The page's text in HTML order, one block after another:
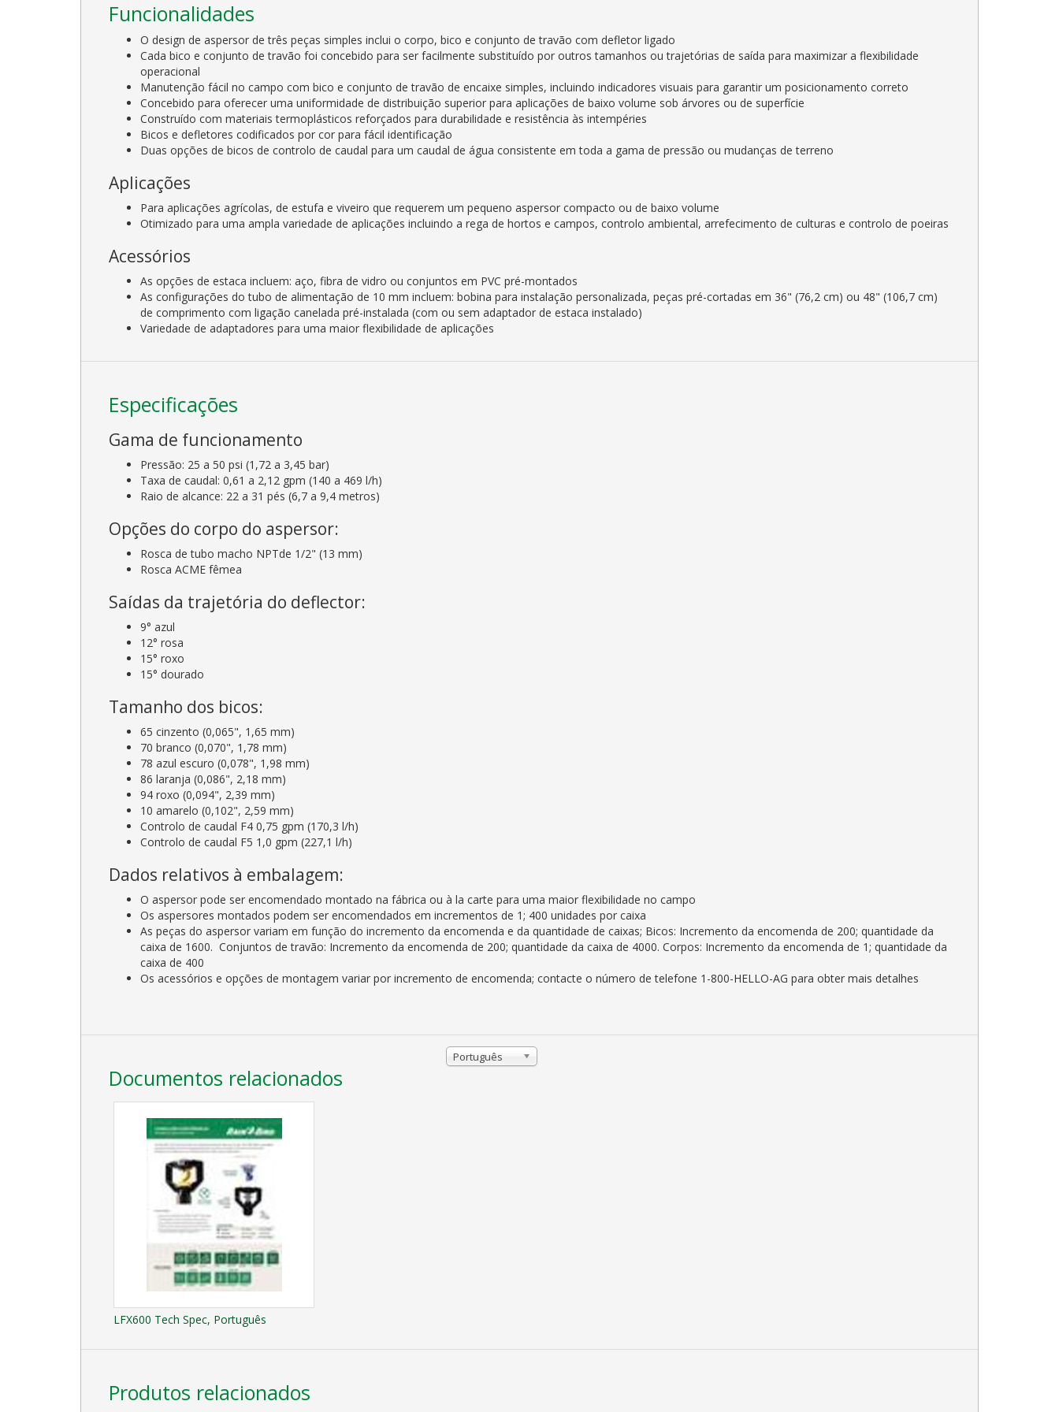
Funcionalidades
O design de aspersor de três peças simples inclui o corpo, bico e conjunto de travão com defletor ligado
Cada bico e conjunto de travão foi concebido para ser facilmente substituído por outros tamanhos ou trajetórias de saída para maximizar a flexibilidade
operacional
Manutenção fácil no campo com bico e conjunto de travão de encaixe simples, incluindo indicadores visuais para garantir um posicionamento correto
Concebido para oferecer uma uniformidade de distribuição superior para aplicações de baixo volume sob árvores ou de superfície
Construído com materiais termoplásticos reforçados para durabilidade e resistência às intempéries
Bicos e defletores codificados por cor para fácil identificação
Duas opções de bicos de controlo de caudal para um caudal de água consistente em toda a gama de pressão ou mudanças de terreno
Aplicações
Para aplicações agrícolas, de estufa e viveiro que requerem um pequeno aspersor compacto ou de baixo volume
Otimizado para uma ampla variedade de aplicações incluindo a rega de hortos e campos, controlo ambiental, arrefecimento de culturas e controlo de poeiras
Acessórios
As opções de estaca incluem: aço, fibra de vidro ou conjuntos em PVC pré-montados
As configurações do tubo de alimentação de 10 mm incluem: bobina para instalação personalizada, peças pré-cortadas em 36" (76,2 cm) ou 48" (106,7 cm)
de comprimento com ligação canelada pré-instalada (com ou sem adaptador de estaca instalado)
Variedade de adaptadores para uma maior flexibilidade de aplicações
Especificações
Gama de funcionamento
Pressão: 25 a 50 psi (1,72 a 3,45 bar)
Taxa de caudal: 0,61 a 2,12 gpm (140 a 469 l/h)
Raio de alcance: 22 a 31 pés (6,7 a 9,4 metros)
Opções do corpo do aspersor:
Rosca de tubo macho NPTde 1/2" (13 mm)
Rosca ACME fêmea
Saídas da trajetória do deflector:
9° azul
12° rosa
15° roxo
15° dourado
Tamanho dos bicos:
65 cinzento (0,065", 1,65 mm)
70 branco (0,070", 1,78 mm)
78 azul escuro (0,078", 1,98 mm)
86 laranja (0,086", 2,18 mm)
94 roxo (0,094", 2,39 mm)
10 amarelo (0,102", 2,59 mm)
Controlo de caudal F4 0,75 gpm (170,3 l/h)
Controlo de caudal F5 1,0 gpm (227,1 l/h)
Dados relativos à embalagem:
O aspersor pode ser encomendado montado na fábrica ou à la carte para uma maior flexibilidade no campo
Os aspersores montados podem ser encomendados em incrementos de 1; 400 unidades por caixa
As peças do aspersor variam em função do incremento da encomenda e da quantidade de caixas; Bicos: Incremento da encomenda de 200; quantidade da
caixa de 1600. Conjuntos de travão: Incremento da encomenda de 200; quantidade da caixa de 4000. Corpos: Incremento da encomenda de 1; quantidade da
caixa de 400
Os acessórios e opções de montagem variar por incremento de encomenda; contacte o número de telefone 1-800-HELLO-AG para obter mais detalhes
Documentos relacionados
Português
LFX600 Tech Spec, Português
Produtos relacionados